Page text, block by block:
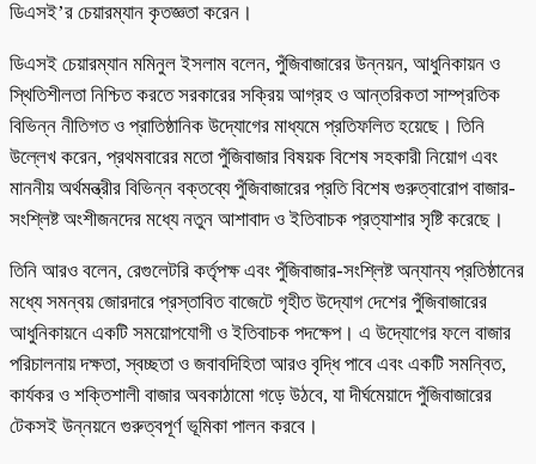
ডিএসই’র চেয়ারম্যান কৃতজ্ঞতা করেন।
ডিএসই চেয়ারম্যান মমিনুল ইসলাম বলেন, পুঁজিবাজারের উন্নয়ন, আধুনিকায়ন ও
স্থিতিশীলতা নিশ্চিত করতে সরকারের সক্রিয় আগ্রহ ও আন্তরিকতা সাম্প্রতিক
বিভিন্ন নীতিগত ও প্রাতিষ্ঠানিক উদ্যোগের মাধ্যমে প্রতিফলিত হয়েছে। তিনি
উল্লেখ করেন, প্রথমবারের মতো পুঁজিবাজার বিষয়ক বিশেষ সহকারী নিয়োগ এবং
মাননীয় অর্থমন্ত্রীর বিভিন্ন বক্তব্যে পুঁজিবাজারের প্রতি বিশেষ গুরুত্বারোপ বাজার-
সংশ্লিষ্ট অংশীজনদের মধ্যে নতুন আশাবাদ ও ইতিবাচক প্রত্যাশার সৃষ্টি করেছে।
তিনি আরও বলেন, রেগুলেটরি কর্তৃপক্ষ এবং পুঁজিবাজার-সংশ্লিষ্ট অন্যান্য প্রতিষ্ঠানের
মধ্যে সমন্বয় জোরদারে প্রস্তাবিত বাজেটে গৃহীত উদ্যোগ দেশের পুঁজিবাজারের
আধুনিকায়নে একটি সময়োপযোগী ও ইতিবাচক পদক্ষেপ। এ উদ্যোগের ফলে বাজার
পরিচালনায় দক্ষতা, স্বচ্ছতা ও জবাবদিহিতা আরও বৃদ্ধি পাবে এবং একটি সমন্বিত,
কার্যকর ও শক্তিশালী বাজার অবকাঠামো গড়ে উঠবে, যা দীর্ঘমেয়াদে পুঁজিবাজারের
টেকসই উন্নয়নে গুরুত্বপূর্ণ ভূমিকা পালন করবে।